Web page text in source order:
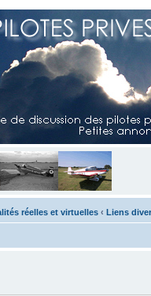
réelles et virtuelles ‹ Liens